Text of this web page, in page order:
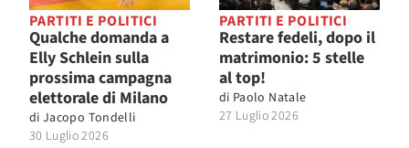
PARTITI E POLITICI
Qualche domanda a
Elly Schlein sulla
prossima campagna
elettorale di Milano
di Jacopo Tondelli
30 Luglio 2026
PARTITI E POLITICI
Restare fedeli, dopo il
matrimonio: 5 stelle
al top!
di Paolo Natale
27 Luglio 2026